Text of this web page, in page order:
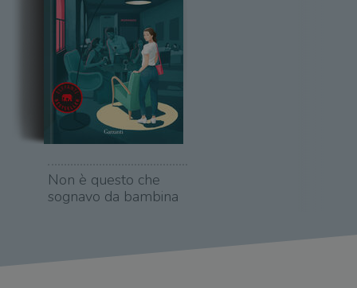
Non è questo che
sognavo da bambina